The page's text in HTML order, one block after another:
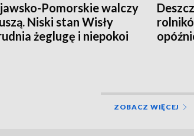
Pomorskie walczy
Niski stan Wisły
żeglugę i niepokoi
ZOBACZ WIĘCEJ